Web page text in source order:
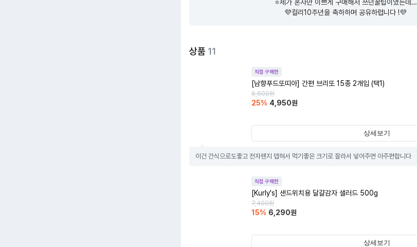
⭐️제가 혼자만 이쁘게 구매해서 쓰던꿀팁이였는데…
💜컬리10주년을 축하하며 공유하렵니다 !💜
상품 11
직접 구매한
[남향푸드또띠아] 간편 브리또 15종 2개입 (택1)
6,600원
25% 4,950원
상세보기
이건 간식으로도좋고 전자렌지 뎁혀서 먹기좋은 크기로 잘라서 넣어주면 아주편합니다
직접 구매한
[Kurly's] 샌드위치용 달걀감자 샐러드 500g
7,400원
15% 6,290원
상세보기